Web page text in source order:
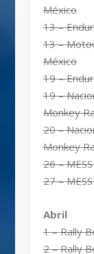
México
13 –
13 –
México
19 –
19 –
Monkey
20 –
Monkey
26 –
27 –
Abril
1 – Rally
2 – Rally